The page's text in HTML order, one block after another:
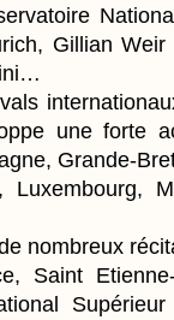
Gillian
une forte
Grande-
Luxembourg,
nombreux
Saint